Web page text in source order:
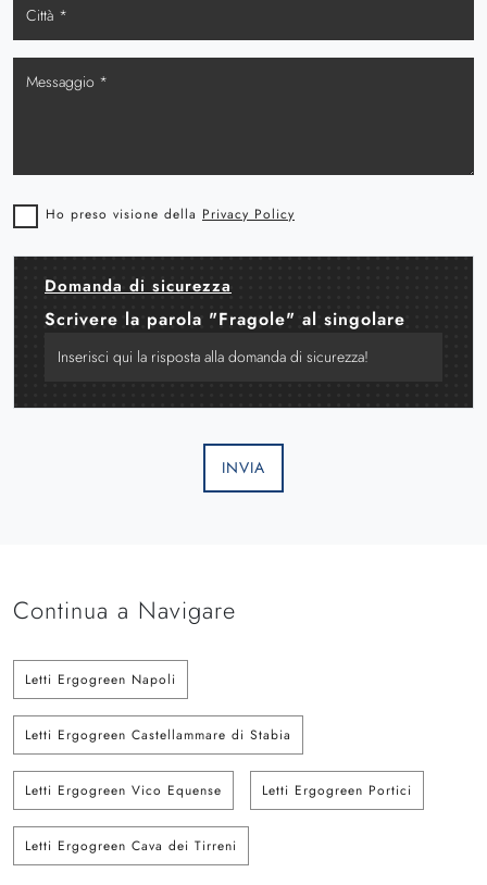
Ho preso visione della Privacy Policy
Domanda di sicurezza
Scrivere la parola "Fragole" al singolare
INVIA
Continua a Navigare
Letti Ergogreen Napoli
Letti Ergogreen Castellammare di Stabia
Letti Ergogreen Vico Equense Letti Ergogreen Portici
Letti Ergogreen Cava dei Tirreni